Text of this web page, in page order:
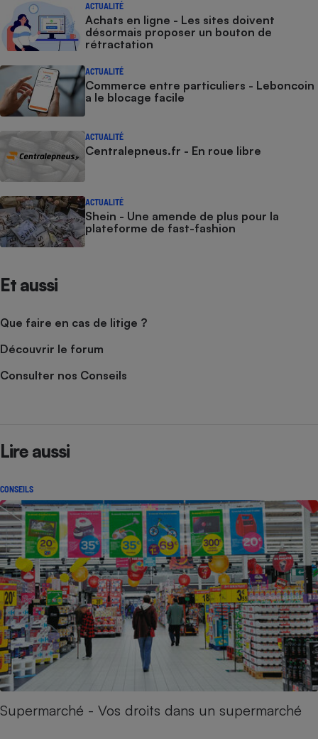
ACTUALITÉ
Achats en ligne - Les sites doivent
désormais proposer un bouton de
rétractation
ACTUALITÉ
Commerce entre particuliers - Leboncoin
a le blocage facile
ACTUALITÉ
Centralepneus.fr - En roue libre
ACTUALITÉ
Shein - Une amende de plus pour la
plateforme de fast-fashion
Et aussi
Que faire en cas de litige ?
Découvrir le forum
Consulter nos Conseils
Lire aussi
CONSEILS
Supermarché - Vos droits dans un supermarché